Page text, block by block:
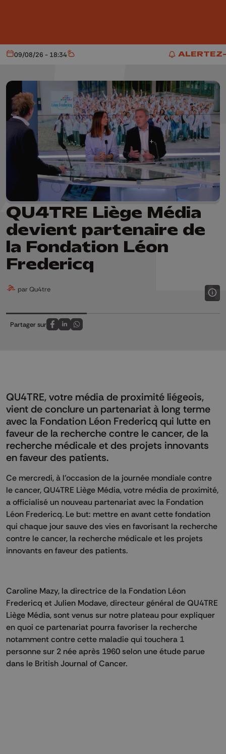
ALERTEZ-
Aujourd'hui
09/08/26 - 18:34 Météo
QU4TRE Liège Média
devient partenaire de
la Fondation Léon
Fredericq
par Qu4tre
Partager sur
Partagez sur FaceBook
Partagez sur LinkedIn
Partagez sur Whatsapp
QU4TRE, votre média de proximité liégeois,
vient de conclure un partenariat à long terme
avec la Fondation Léon Fredericq qui lutte en
faveur de la recherche contre le cancer, de la
recherche médicale et des projets innovants
en faveur des patients.
Ce mercredi, à l'occasion de la journée mondiale contre
le cancer, QU4TRE Liège Média, votre média de proximité,
a officialisé un nouveau partenariat avec la Fondation
Léon Fredericq. Le but: mettre en avant cette fondation
qui chaque jour sauve des vies en favorisant la recherche
contre le cancer, la recherche médicale et les projets
innovants en faveur des patients.
Caroline Mazy, la directrice de la Fondation Léon
Fredericq et Julien Modave, directeur général de QU4TRE
Liège Média, sont venus sur notre plateau pour expliquer
en quoi ce partenariat pourra favoriser la recherche
notamment contre cette maladie qui touchera 1
personne sur 2 née après 1960 selon une étude parue
dans le British Journal of Cancer.